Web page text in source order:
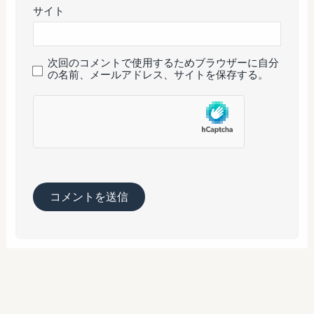
サイト
次回のコメントで使用するためブラウザーに自分
の名前、メールアドレス、サイトを保存する。